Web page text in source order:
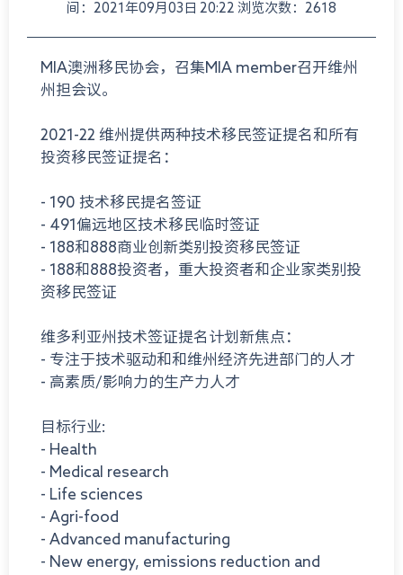
间：2021年09月03日 20:22 浏览次数：2618
MIA澳洲移民协会，召集MIA member召开维州
州担会议。
2021-22 维州提供两种技术移民签证提名和所有
投资移民签证提名：
- 190 技术移民提名签证
- 491偏远地区技术移民临时签证
- 188和888商业创新类别投资移民签证
- 188和888投资者，重大投资者和企业家类别投
资移民签证
维多利亚州技术签证提名计划新焦点：
- 专注于技术驱动和和维州经济先进部门的人才
- 高素质/影响力的生产力人才
目标行业:
- Health
- Medical research
- Life sciences
- Agri-food
- Advanced manufacturing
- New energy, emissions reduction and